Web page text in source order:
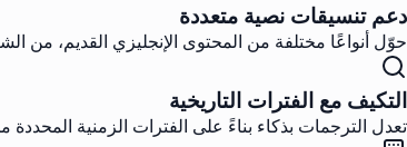
دعم تنسيقات نصية متعددة
حوّل أنواعًا مختلفة من المحتوى الإنجليزي القديم، من
التكيف مع الفترات التاريخية
تعدل الترجمات بذكاء بناءً على الفترات الزمنية المحددة